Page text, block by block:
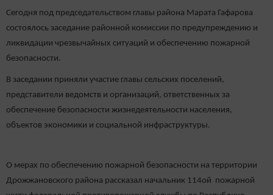
Сегодня под председательством главы района Марата Гафарова
состоялось заседание районной комиссии по предупреждению и
ликвидации чрезвычайных ситуаций и обеспечению пожарной
безопасности.
В заседании приняли участие главы сельских поселений,
представители ведомств и организаций, ответственных за
обеспечение безопасности жизнедеятельности населения,
объектов экономики и социальной инфраструктуры.
О мерах по обеспечению пожарной безопасности на территории
Дрожжановского района рассказал начальник 114ой пожарной